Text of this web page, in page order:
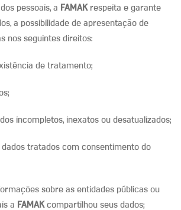
pessoais, a FAMAK respeita e garante
a possibilidade de apresentação de
nos seguintes direitos:
de tratamento;
incompletos, inexatos ou desatualizados;
dados tratados com consentimento do
sobre as entidades públicas ou
a FAMAK compartilhou seus dados;